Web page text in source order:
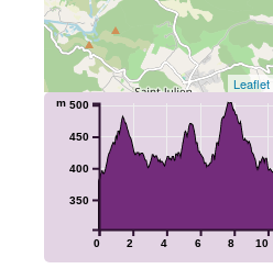
Leaflet
0 2 4 6 8 10
350
400
450
500
m